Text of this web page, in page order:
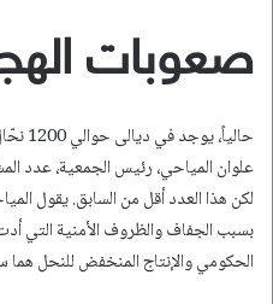
صعوبات
لكن هذا العدد أقل من السابق. يقول
بسبب الجفاف والظروف الأمنية التي
الحكومي والإنتاج المنخفض للنحل هما